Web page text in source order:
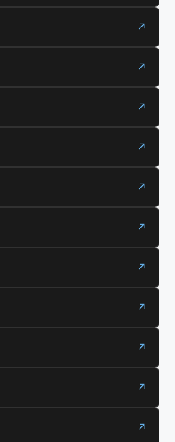
↗
↗
↗
↗
↗
↗
↗
↗
↗
↗
↗